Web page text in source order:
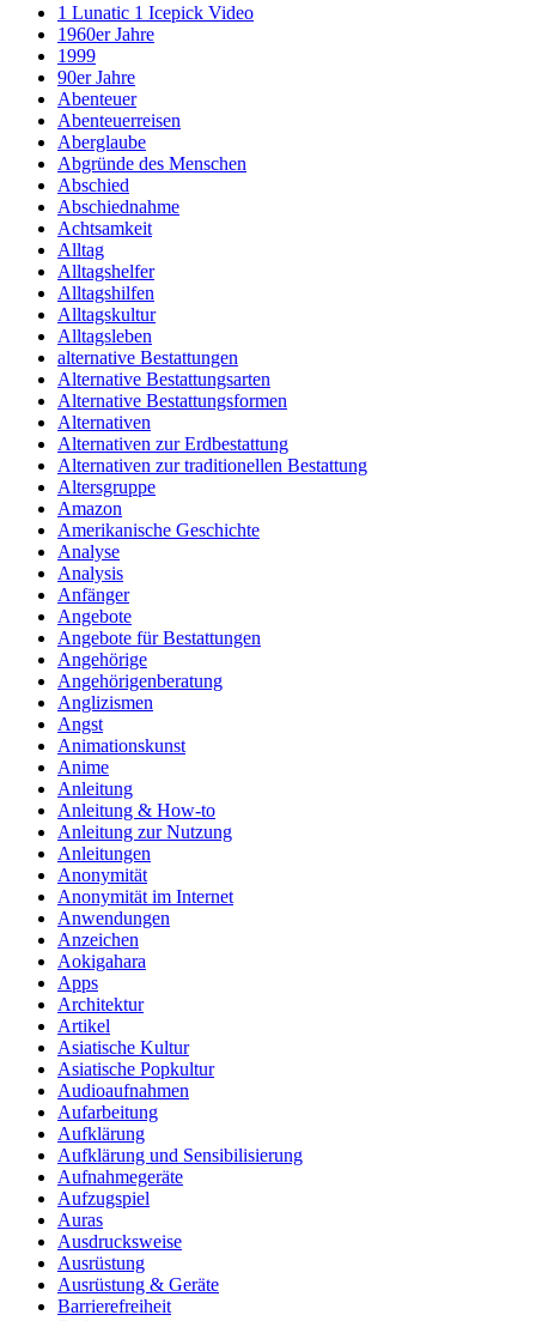
1 Lunatic 1 Icepick Video
1960er Jahre
1999
90er Jahre
Abenteuer
Abenteuerreisen
Aberglaube
Abgründe des Menschen
Abschied
Abschiednahme
Achtsamkeit
Alltag
Alltagshelfer
Alltagshilfen
Alltagskultur
Alltagsleben
alternative Bestattungen
Alternative Bestattungsarten
Alternative Bestattungsformen
Alternativen
Alternativen zur Erdbestattung
Alternativen zur traditionellen Bestattung
Altersgruppe
Amazon
Amerikanische Geschichte
Analyse
Analysis
Anfänger
Angebote
Angebote für Bestattungen
Angehörige
Angehörigenberatung
Anglizismen
Angst
Animationskunst
Anime
Anleitung
Anleitung & How‑to
Anleitung zur Nutzung
Anleitungen
Anonymität
Anonymität im Internet
Anwendungen
Anzeichen
Aokigahara
Apps
Architektur
Artikel
Asiatische Kultur
Asiatische Popkultur
Audioaufnahmen
Aufarbeitung
Aufklärung
Aufklärung und Sensibilisierung
Aufnahmegeräte
Aufzugspiel
Auras
Ausdrucksweise
Ausrüstung
Ausrüstung & Geräte
Barrierefreiheit